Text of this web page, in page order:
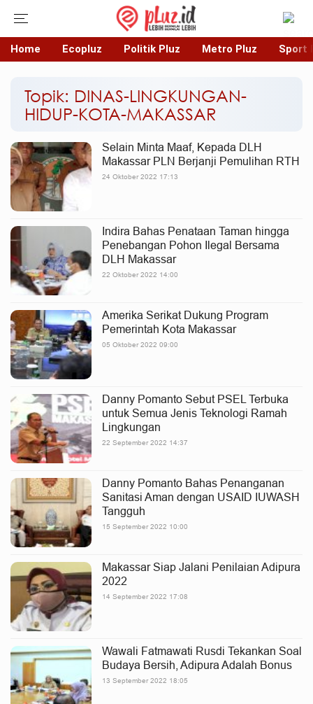
Home Ecopluz Politik Pluz Metro Pluz Sport
Topik: DINAS-LINGKUNGAN-
HIDUP-KOTA-MAKASSAR
Selain Minta Maaf, Kepada DLH
Makassar PLN Berjanji Pemulihan RTH
24 Oktober 2022 17:13
Indira Bahas Penataan Taman hingga
Penebangan Pohon Ilegal Bersama
DLH Makassar
22 Oktober 2022 14:00
Amerika Serikat Dukung Program
Pemerintah Kota Makassar
05 Oktober 2022 09:00
Danny Pomanto Sebut PSEL Terbuka
untuk Semua Jenis Teknologi Ramah
Lingkungan
22 September 2022 14:37
Danny Pomanto Bahas Penanganan
Sanitasi Aman dengan USAID IUWASH
Tangguh
15 September 2022 10:00
Makassar Siap Jalani Penilaian Adipura
2022
14 September 2022 17:08
Wawali Fatmawati Rusdi Tekankan Soal
Budaya Bersih, Adipura Adalah Bonus
13 September 2022 18:05